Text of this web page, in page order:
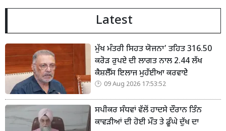
Latest
ਮੁੱਖ ਮੰਤਰੀ ਸਿਹਤ ਯੋਜਨਾ’ ਤਹਿਤ 316.50
ਕਰੋੜ ਰੁਪਏ ਦੀ ਲਾਗਤ ਨਾਲ 2.44 ਲੱਖ
ਕੈਸ਼ਲੈੱਸ ਇਲਾਜ ਮੁਹੱਈਆ ਕਰਵਾਏੇ
09 Aug 2026 17:53:52
ਸਪੀਕਰ ਸੰਧਵਾਂ ਵੱਲੋਂ ਹਾਦਸੇ ਦੌਰਾਨ ਤਿੰਨ
ਕਾਵੜੀਆਂ ਦੀ ਹੋਈ ਮੌਤ ਤੇ ਡੂੰਘੇ ਦੁੱਖ ਦਾ